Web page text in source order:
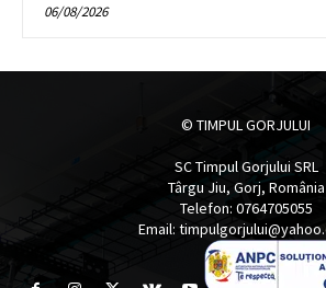
06/08/2026
© TIMPUL GORJULUI
SC Timpul Gorjului SRL
Târgu Jiu, Gorj, România
Telefon: 0764705055
Email: